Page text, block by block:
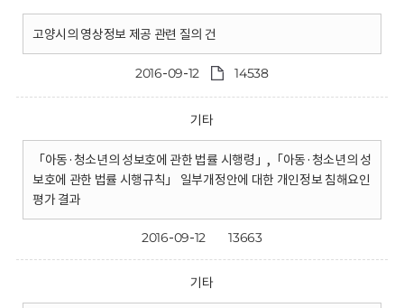
고양시의 영상정보 제공 관련 질의 건
2016-09-12 14538
기타
「아동·청소년의 성보호에 관한 법률 시행령」,「아동·청소년의 성
보호에 관한 법률 시행규칙」 일부개정안에 대한 개인정보 침해요인
평가 결과
2016-09-12 13663
기타